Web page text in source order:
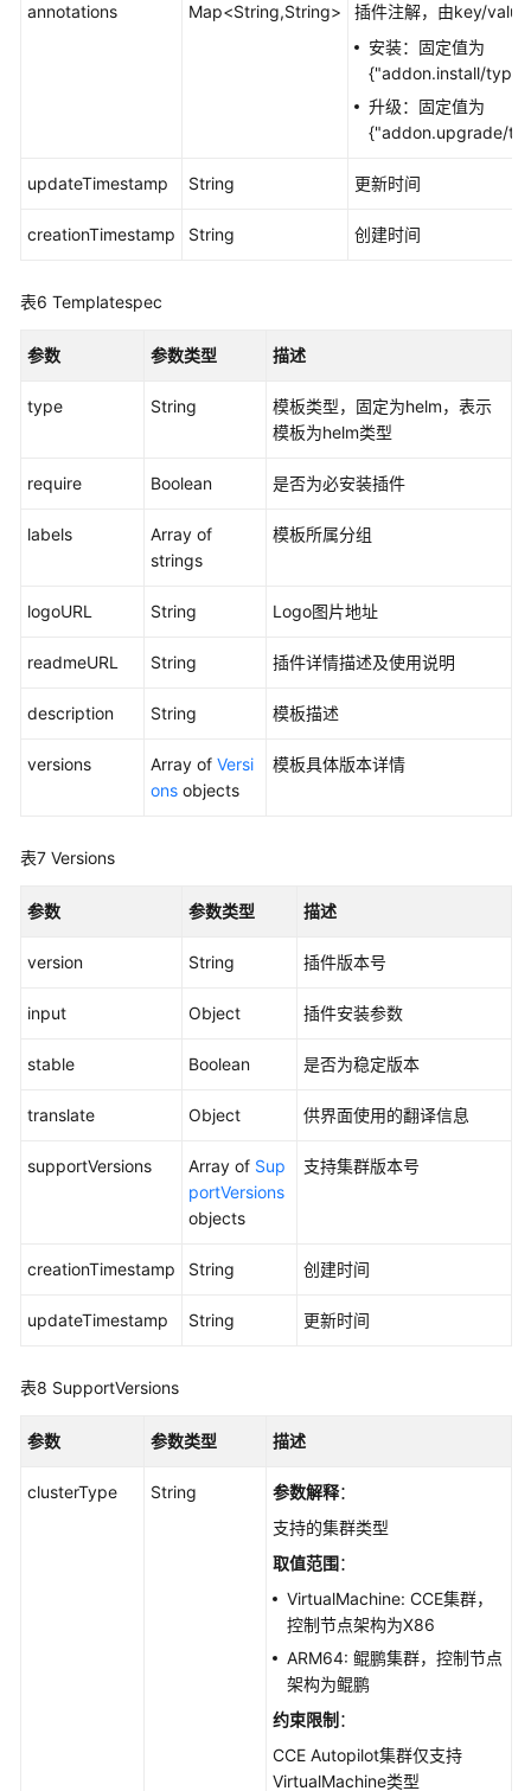
签
板
理
Job
Kubernetes
和
参
见
题
视
帮
用
考
产
annotations Map<String,String>
插件注解，由key/
安装：固定值为
{"addon.install/
升级：固定值为
{"addon.upgrade/
updateTimestamp String 更新时间
creationTimestamp String 创建时间
表6 Templatespec
参数 参数类型 描述
type String
模板类型，固定为helm，表示
模板为helm类型
require Boolean 是否为必安装插件
labels
Array of
strings
模板所属分组
logoURL String Logo图片地址
readmeURL String 插件详情描述及使用说明
description String 模板描述
versions Array of Versi
ons objects
模板具体版本详情
表7 Versions
参数 参数类型 描述
version String 插件版本号
input Object 插件安装参数
stable Boolean 是否为稳定版本
translate Object 供界面使用的翻译信息
supportVersions Array of Sup
portVersions
objects
支持集群版本号
creationTimestamp String 创建时间
updateTimestamp String 更新时间
表8 SupportVersions
参数 参数类型 描述
clusterType String 参数解释：
支持的集群类型
取值范围：
VirtualMachine: CCE集群，
控制节点架构为X86
ARM64: 鲲鹏集群，控制节点
架构为鲲鹏
约束限制 ：
CCE Autopilot集群仅支持
VirtualMachine类型